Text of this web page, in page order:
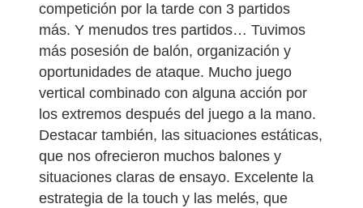
competición por la tarde con 3 partidos
más. Y menudos tres partidos… Tuvimos
más posesión de balón, organización y
oportunidades de ataque. Mucho juego
vertical combinado con alguna acción por
los extremos después del juego a la mano.
Destacar también, las situaciones estáticas,
que nos ofrecieron muchos balones y
situaciones claras de ensayo. Excelente la
estrategia de la touch y las melés, que